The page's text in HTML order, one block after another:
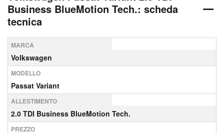
Business BlueMotion Tech.: scheda
tecnica
MARCA
Volkswagen
MODELLO
Passat Variant
ALLESTIMENTO
2.0 TDI Business BlueMotion Tech.
PREZZO